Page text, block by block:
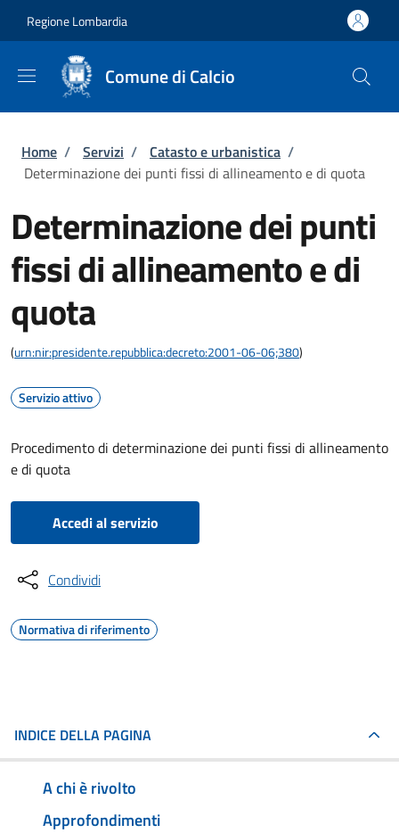
Regione Lombardia
Comune di Calcio
Briciole di pane
Home / Servizi / Catasto e urbanistica /
Determinazione dei punti fissi di allineamento e di quota
Determinazione dei punti
fissi di allineamento e di
quota
(urn:nir:presidente.repubblica:decreto:2001-06-06;380)
Servizio attivo
Procedimento di determinazione dei punti fissi di allineamento
e di quota
Accedi al servizio
Condividi
Normativa di riferimento
INDICE DELLA PAGINA
A chi è rivolto
Approfondimenti